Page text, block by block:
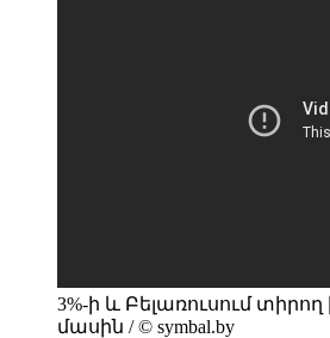
3%-ի և Բելառուսում
մասին / © symbal.by